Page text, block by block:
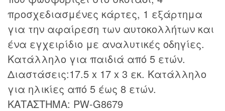
προσχεδιασμένες κάρτες, 1 εξάρτημα
για την αφαίρεση των αυτοκολλήτων και
ένα εγχειρίδιο με αναλυτικές οδηγίες.
Κατάλληλο για παιδιά από 5 ετών.
Διαστάσεις:17.5 x 17 x 3 εκ. Κατάλληλο
για ηλικίες από 5 έως 8 ετών.
ΚΑΤΑΣΤΗΜΑ: PW-G8679